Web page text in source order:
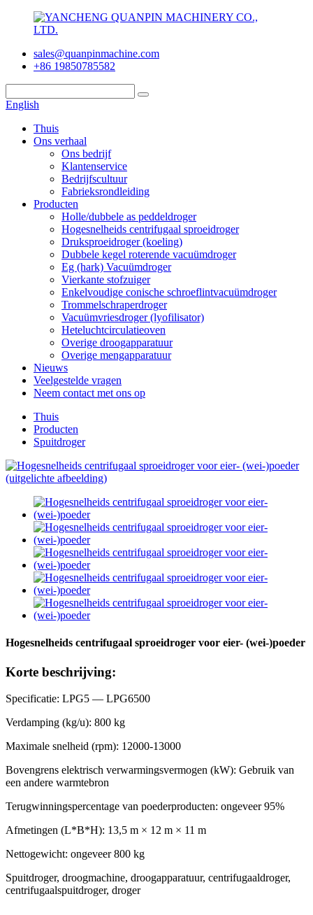
sales@quanpinmachine.com
+86 19850785582
English
Thuis
Ons verhaal
Ons bedrijf
Klantenservice
Bedrijfscultuur
Fabrieksrondleiding
Producten
Holle/dubbele as peddeldroger
Hogesnelheids centrifugaal sproeidroger
Druksproeidroger (koeling)
Dubbele kegel roterende vacuümdroger
Eg (hark) Vacuümdroger
Vierkante stofzuiger
Enkelvoudige conische schroeflintvacuümdroger
Trommelschraperdroger
Vacuümvriesdroger (lyofilisator)
Heteluchtcirculatieoven
Overige droogapparatuur
Overige mengapparatuur
Nieuws
Veelgestelde vragen
Neem contact met ons op
Thuis
Producten
Spuitdroger
Hogesnelheids centrifugaal sproeidroger voor eier- (wei-)poeder
Korte beschrijving:
Specificatie: LPG5 — LPG6500
Verdamping (kg/u): 800 kg
Maximale snelheid (rpm): 12000-13000
Bovengrens elektrisch verwarmingsvermogen (kW): Gebruik van
een andere warmtebron
Terugwinningspercentage van poederproducten: ongeveer 95%
Afmetingen (L*B*H): 13,5 m × 12 m × 11 m
Nettogewicht: ongeveer 800 kg
Spuitdroger, droogmachine, droogapparatuur, centrifugaaldroger,
centrifugaalspuitdroger, droger